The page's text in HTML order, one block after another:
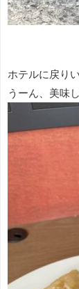
ホテルに戻り
うーん、美味